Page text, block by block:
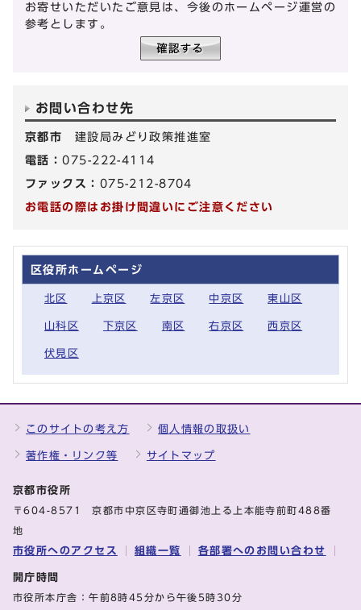
お寄せいただいたご意見は、今後のホームページ運営の
参考とします。
お問い合わせ先
京都市 建設局みどり政策推進室
電話：075-222-4114
ファックス： 075-212-8704
お電話の際はお掛け間違いにご注意ください
区役所ホームページ
北区 上京区 左京区 中京区 東山区
山科区 下京区 南区 右京区 西京区
伏見区
このサイトの考え方 個人情報の取扱い
著作権・リンク等 サイトマップ
京都市役所
〒604-8571 京都市中京区寺町通御池上る上本能寺前町488番
地
市役所へのアクセス 組織一覧 各部署へのお問い合わせ
開庁時間
市役所本庁舎：午前8時45分から午後5時30分